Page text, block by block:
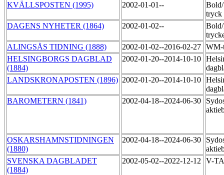
KVÄLLSPOSTEN (1995)
2002-01-01--
Bold/
tryck
DAGENS NYHETER (1864)
2002-01-02--
ALINGSÅS TIDNING (1888)
2002-01-02--2016-02-27
HELSINGBORGS DAGBLAD
(1884)
2002-01-20--2014-10-10
LANDSKRONAPOSTEN (1896) 2002-01-20--2014-10-10
BAROMETERN (1841)
2002-04-18--2024-06-30
OSKARSHAMNSTIDNINGEN
(1880)
2002-04-18--2024-06-30
SVENSKA DAGBLADET
(1884)
2002-05-02--2022-12-12 V-